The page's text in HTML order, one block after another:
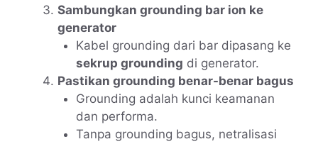
Sambungkan grounding bar ion ke
generator
Kabel grounding dari bar dipasang ke
sekrup grounding di generator.
Pastikan grounding benar-benar bagus
Grounding adalah kunci keamanan
dan performa.
Tanpa grounding bagus, netralisasi